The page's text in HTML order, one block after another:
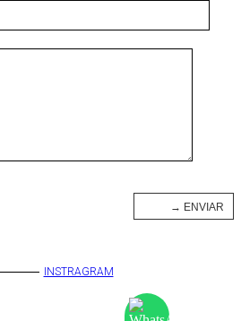
INSTRAGRAM